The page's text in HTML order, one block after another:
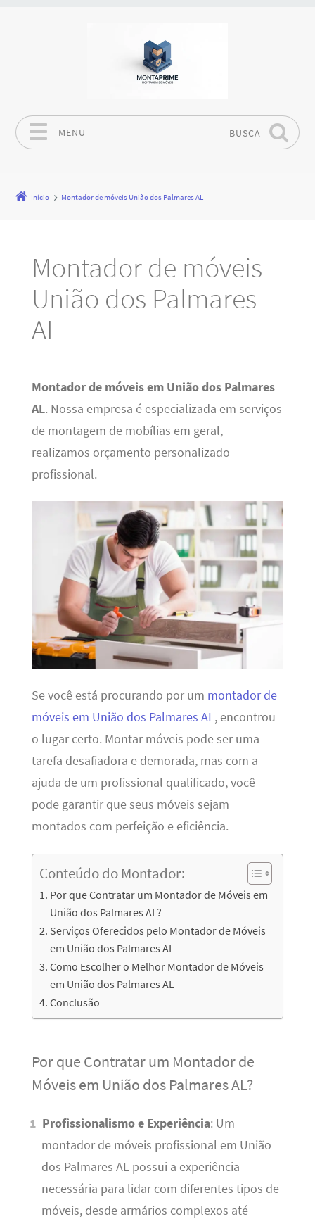
MENU BUSCA
Início Montador de móveis União dos Palmares AL
Montador de móveis
União dos Palmares
AL
Montador de móveis em União dos Palmares
AL. Nossa empresa é especializada em serviços
de montagem de mobílias em geral,
realizamos orçamento personalizado
profissional.
Se você está procurando por um montador de
móveis em União dos Palmares AL, encontrou
o lugar certo. Montar móveis pode ser uma
tarefa desafiadora e demorada, mas com a
ajuda de um profissional qualificado, você
pode garantir que seus móveis sejam
montados com perfeição e eficiência.
Conteúdo do Montador:
Por que Contratar um Montador de Móveis em
União dos Palmares AL?
Serviços Oferecidos pelo Montador de Móveis
em União dos Palmares AL
Como Escolher o Melhor Montador de Móveis
em União dos Palmares AL
Conclusão
Por que Contratar um Montador de
Móveis em União dos Palmares AL?
Profissionalismo e Experiência: Um
montador de móveis profissional em União
dos Palmares AL possui a experiência
necessária para lidar com diferentes tipos de
móveis, desde armários complexos até